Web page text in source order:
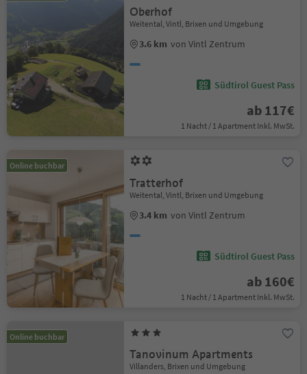
Oberhof
Weitental, Vintl, Brixen und Umgebung
3.6 km von Vintl Zentrum
Südtirol Guest Pass
ab 117€
1 Nacht / 1 Apartment Inkl. MwSt.
Online buchbar
Tratterhof
Weitental, Vintl, Brixen und Umgebung
3.4 km von Vintl Zentrum
Südtirol Guest Pass
ab 160€
1 Nacht / 1 Apartment Inkl. MwSt.
Online buchbar
Tanovinum Apartments
Villanders, Brixen und Umgebung